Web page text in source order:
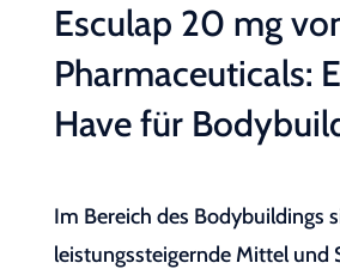
Esculap 20 mg
Pharmaceuticals:
Have für
Im Bereich des Bodybuildings
leistungssteigernde Mittel und